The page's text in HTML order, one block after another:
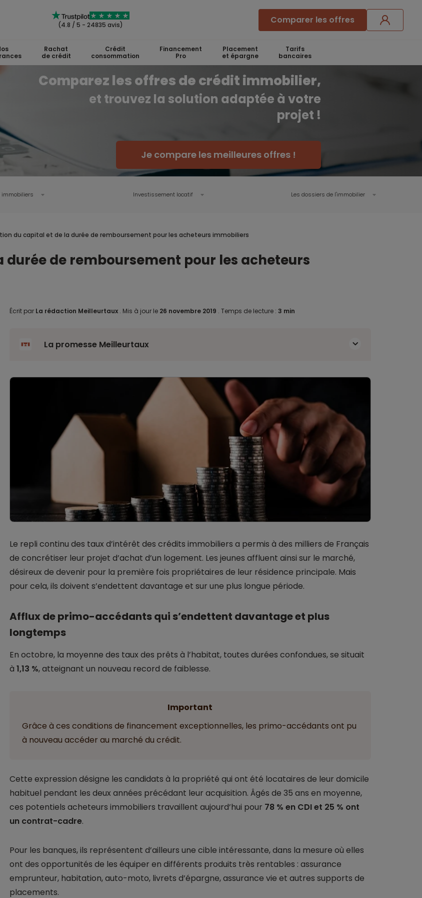
(4.8 / 5 - 24835 avis) Comparer les offres
Rachat
de crédit
Crédit
consommation
Financement
Pro
Placement
et épargne
Tarifs
bancaires
Comparez les offres de crédit immobilier,
et trouvez la solution adaptée à votre
projet !
Je compare les meilleures offres !
immobiliers
Investissement locatif Les dossiers de l'immobilier
du capital et de la durée de remboursement pour les acheteurs immobiliers
de remboursement pour les acheteurs
Écrit par La rédaction Meilleurtaux . Mis à jour le 26 novembre 2019 . Temps de lecture : 3 min
La promesse Meilleurtaux
Le repli continu des taux d’intérêt des crédits immobiliers a permis à des milliers de Français
de concrétiser leur projet d’achat d’un logement. Les jeunes affluent ainsi sur le marché,
désireux de devenir pour la première fois propriétaires de leur résidence principale. Mais
pour cela, ils doivent s’endettent davantage et sur une plus longue période.
Afflux de primo-accédants qui s’endettent davantage et plus
longtemps
En octobre, la moyenne des taux des prêts à l’habitat, toutes durées confondues, se situait
à 1,13 %, atteignant un nouveau record de faiblesse.
Important
Grâce à ces conditions de financement exceptionnelles, les primo-accédants ont pu
à nouveau accéder au marché du crédit.
Cette expression désigne les candidats à la propriété qui ont été locataires de leur domicile
habituel pendant les deux années précédant leur acquisition. Âgés de 35 ans en moyenne,
ces potentiels acheteurs immobiliers travaillent aujourd’hui pour 78 % en CDI et 25 % ont
un contrat-cadre.
Pour les banques, ils représentent d’ailleurs une cible intéressante, dans la mesure où elles
ont des opportunités de les équiper en différents produits très rentables : assurance
emprunteur, habitation, auto-moto, livrets d’épargne, assurance vie et autres supports de
placements.